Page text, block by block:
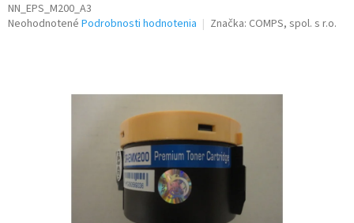
NN_EPS_M200_A3
Priemerné
Neohodnotené Podrobnosti hodnotenia Značka: COMPS, spol. s r.o.